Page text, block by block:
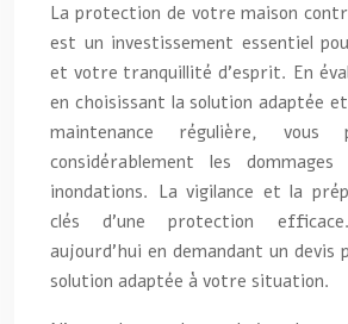
La protection de votre maison
est un investissement essentiel
et votre tranquillité d’esprit. En
en choisissant la solution adaptée
maintenance régulière, vous
considérablement les
inondations. La vigilance et la
clés d’une protection
aujourd’hui en demandant un devis
solution adaptée à votre situation.